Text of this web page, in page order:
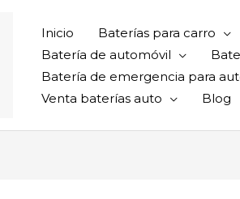
Inicio Baterías para carro
Batería de automóvil
Batería de emergencia para
Venta baterías auto
Blog